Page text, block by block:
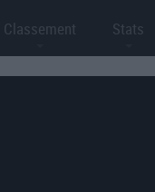
Classement Stats